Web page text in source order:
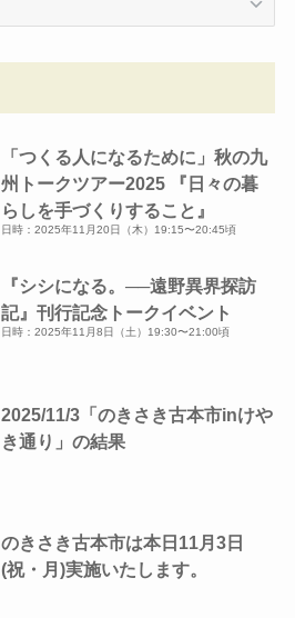
「つくる人になるために」秋の九
州トークツアー2025 『日々の暮
らしを手づくりすること』
日時：2025年11月20日（木）19:15〜20:45頃
『シシになる。──遠野異界探訪
記』刊行記念トークイベント
日時：2025年11月8日（土）19:30〜21:00頃
2025/11/3「のきさき古本市inけや
き通り」の結果
のきさき古本市は本日11月3日
(祝・月)実施いたします。